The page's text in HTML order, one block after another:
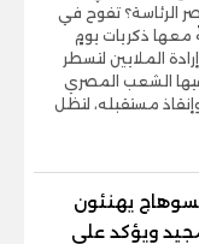
الرئاسة؟ تفوح في
حاملةً معها ذكريات يومٍ
الملايين لتسطر
الشعب المصري
مستقبله، لتظل
يهنئون
ويؤكد على